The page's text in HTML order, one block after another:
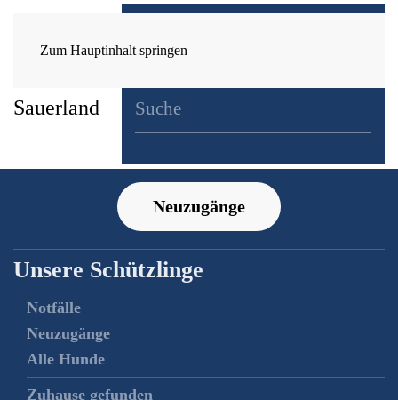
Zum Hauptinhalt springen
Neuzugänge
Unsere Schützlinge
Notfälle
Neuzugänge
Alle Hunde
Zuhause gefunden